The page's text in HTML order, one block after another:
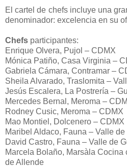
El cartel de chefs incluye una
denominador: excelencia en su
Chefs participantes:
Enrique Olvera, Pujol – CDMX
Mónica Patiño, Casa Virginia –
Gabriela Cámara, Contramar –
Sheila Alvarado, Traslomita –
Jesús Escalera, La Postrería –
Mercedes Bernal, Meroma –
Rodney Cusic, Meroma – CDMX
Mao Montiel, Dolcenero – CDMX
Maribel Aldaco, Fauna – Valle
David Castro, Fauna – Valle de
Marcela Bolaño, Marsàla Cocina
de Allende